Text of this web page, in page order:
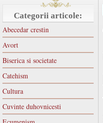
Categorii articole:
Abecedar crestin
Avort
Biserica si societate
Catehism
Cultura
Cuvinte duhovnicesti